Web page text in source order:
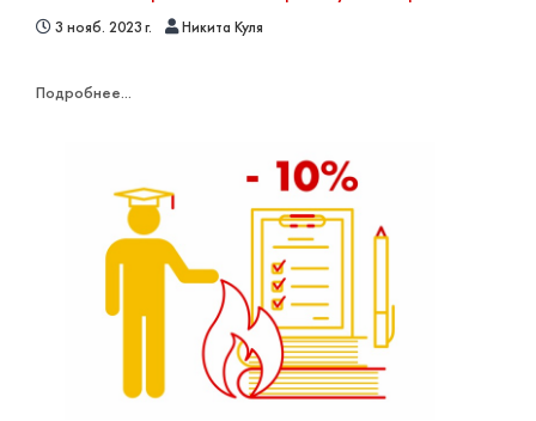
3 нояб. 2023 г. Никита Куля
Подробнее...